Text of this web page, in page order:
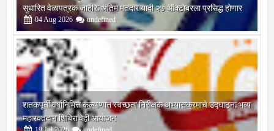
सुधारित वेळापत्रक जाहीर; अंतिम मतदार यादी २७ ऑक्टोबरला प्रसिद्ध होणार
04 Aug 2026 undefined
शतकपूर्ती वर्षानिमित्त कल्याणात स्वच्छता निरीक्षक अभ्यासक्रमाचे उद्घाटन; भव्य
महारक्तदान शिबिराचेही आयोजन